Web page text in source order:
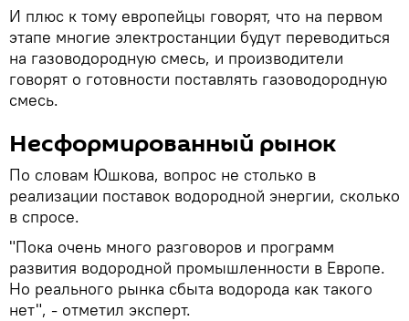
И плюс к тому европейцы говорят, что на первом
этапе многие электростанции будут переводиться
на газоводородную смесь, и производители
говорят о готовности поставлять газоводородную
смесь.
Несформированный рынок
По словам Юшкова, вопрос не столько в
реализации поставок водородной энергии, сколько
в спросе.
"Пока очень много разговоров и программ
развития водородной промышленности в Европе.
Но реального рынка сбыта водорода как такого
нет", - отметил эксперт.